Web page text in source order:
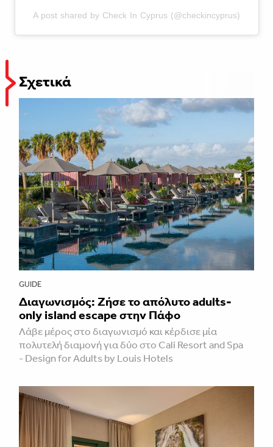
A post shared by Check In Cyprus (@checkincyprus)
Σχετικά
GUIDE
Διαγωνισμός: Ζήσε το απόλυτο adults-
only island escape στην Πάφο
Λάβε μέρος στο διαγωνισμό και κέρδισε μία
πολυτελή διαμονή για δύο στο Cali Resort and Spa
- Design for Adults by Louis Hotels